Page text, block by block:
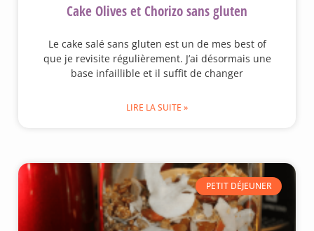
Cake Olives et Chorizo sans gluten
Le cake salé sans gluten est un de mes best of
que je revisite régulièrement. J’ai désormais une
base infaillible et il suffit de changer
LIRE LA SUITE »
PETIT DÉJEUNER